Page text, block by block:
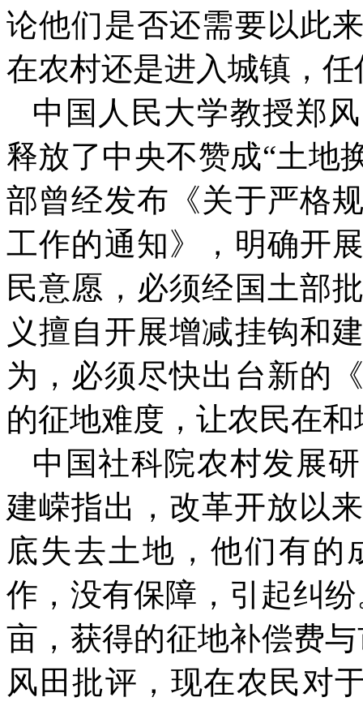
论他们是否还需要以此
在农村还是进入城镇，
中国人民大学教授郑
释放了中央不赞成“土地
部曾经发布《关于严格
工作的通知》，明确开
民意愿，必须经国土部
义擅自开展增减挂钩和
为，必须尽快出台新的
的征地难度，让农民在
中国社科院农村发展
建嵘指出，改革开放以
底失去土地，他们有的
作，没有保障，引起纠
亩，获得的征地补偿费
风田批评，现在农民对